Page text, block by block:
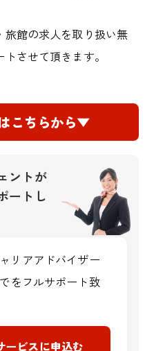
館の求人を取り扱い無
させて頂きます。
こちらから▼
ントが
ートし
リアアドバイザー
をフルサポート致
ービスに申込む